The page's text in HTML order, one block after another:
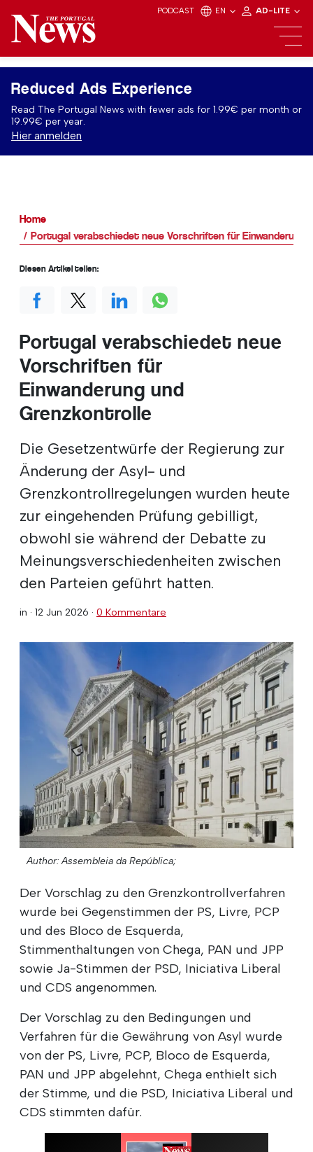
PODCAST EN AD-LITE
Reduced Ads Experience
Read The Portugal News with fewer ads for 1.99€ per month or
19.99€ per year.
Hier anmelden
Home
Portugal verabschiedet neue Vorschriften für Einwanderung
Portugal verabschiedet neue
Vorschriften für
Einwanderung und
Grenzkontrolle
Die Gesetzentwürfe der Regierung zur
Änderung der Asyl- und
Grenzkontrollregelungen wurden heute
zur eingehenden Prüfung gebilligt,
obwohl sie während der Debatte zu
Meinungsverschiedenheiten zwischen
den Parteien geführt hatten.
in · 12 Jun 2026 · 0 Kommentare
Author: Assembleia da República;
Der Vorschlag zu den Grenzkontrollverfahren
wurde bei Gegenstimmen der PS, Livre, PCP
und des Bloco de Esquerda,
Stimmenthaltungen von Chega, PAN und JPP
sowie Ja-Stimmen der PSD, Iniciativa Liberal
und CDS angenommen.
Der Vorschlag zu den Bedingungen und
Verfahren für die Gewährung von Asyl wurde
von der PS, Livre, PCP, Bloco de Esquerda,
PAN und JPP abgelehnt, Chega enthielt sich
der Stimme, und die PSD, Iniciativa Liberal und
CDS stimmten dafür.
Diesen Artikel teilen: